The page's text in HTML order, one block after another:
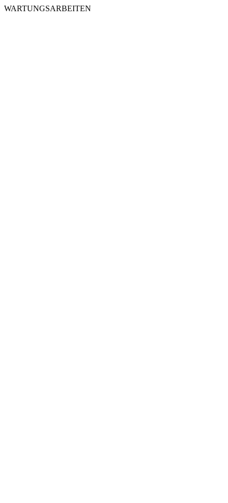
WARTUNGSARBEITEN